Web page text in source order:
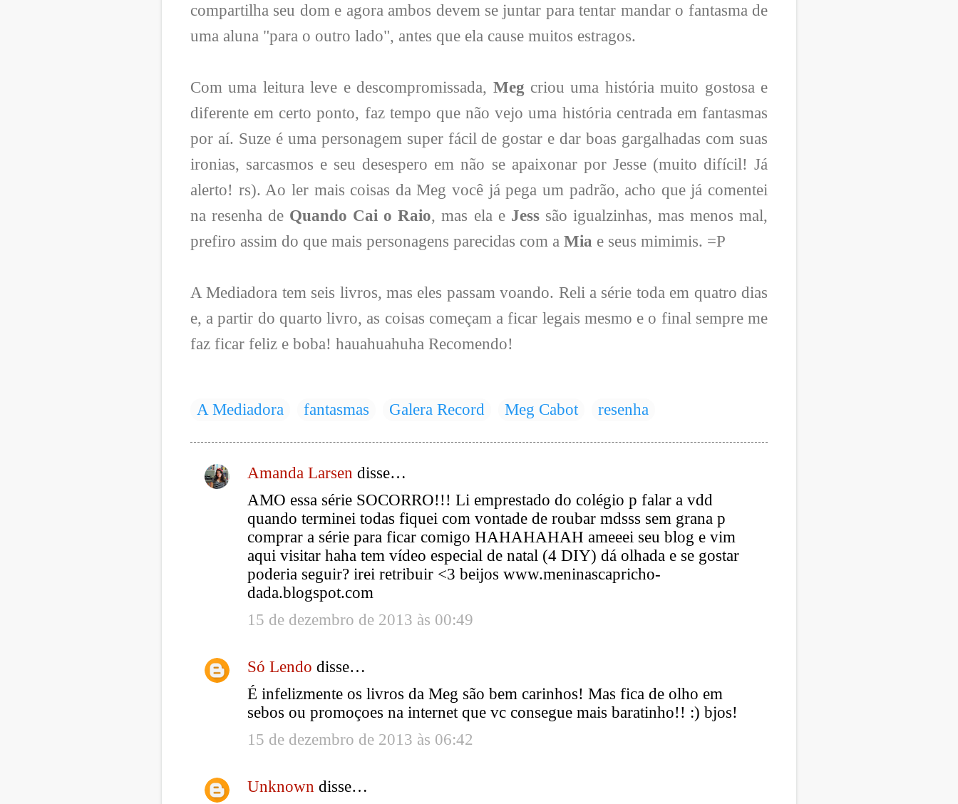
compartilha seu dom e agora ambos devem se juntar para tentar mandar o fantasma de
uma aluna "para o outro lado", antes que ela cause muitos estragos.
Com uma leitura leve e descompromissada, Meg criou uma história muito gostosa e
diferente em certo ponto, faz tempo que não vejo uma história centrada em fantasmas
por aí. Suze é uma personagem super fácil de gostar e dar boas gargalhadas com suas
ironias, sarcasmos e seu desespero em não se apaixonar por Jesse (muito difícil! Já
alerto! rs). Ao ler mais coisas da Meg você já pega um padrão, acho que já comentei
na resenha de Quando Cai o Raio, mas ela e Jesssão igualzinhas, mas menos mal,
prefiro assim do que mais personagens parecidas com a Mia e seus mimimis. =P
A Mediadora tem seis livros, mas eles passam voando. Reli a série toda em quatro dias
e, a partir do quarto livro, as coisas começam a ficar legais mesmo e o final sempre me
faz ficar feliz e boba! hauahuahuha Recomendo!
A Mediadora fantasmas Galera Record Meg Cabot resenha
C
o
s
Amanda Larsen disse…
AMO essa série SOCORRO!!! Li emprestado do colégio p falar a vdd
quando terminei todas fiquei com vontade de roubar mdsss sem grana p
comprar a série para ficar comigo HAHAHAHAH ameeei seu blog e vim
aqui visitar haha tem vídeo especial de natal (4 DIY) dá olhada e se gostar
poderia seguir? irei retribuir <3 beijos www.meninascapricho-
dada.blogspot.com
15 de dezembro de 2013 às 00:49
Só Lendo disse…
É infelizmente os livros da Meg são bem carinhos! Mas fica de olho em
sebos ou promoçoes na internet que vc consegue mais baratinho!! :) bjos!
15 de dezembro de 2013 às 06:42
Unknown disse…